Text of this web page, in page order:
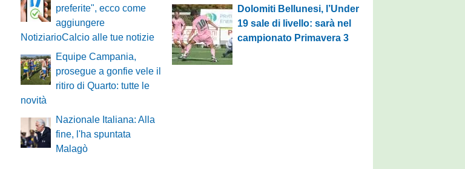
preferite", ecco come
aggiungere
NotiziarioCalcio alle tue notizie
Equipe Campania,
prosegue a gonfie vele il
ritiro di Quarto: tutte le
novità
Nazionale Italiana: Alla
fine, l'ha spuntata
Malagò
Dolomiti Bellunesi, l’Under
19 sale di livello: sarà nel
campionato Primavera 3